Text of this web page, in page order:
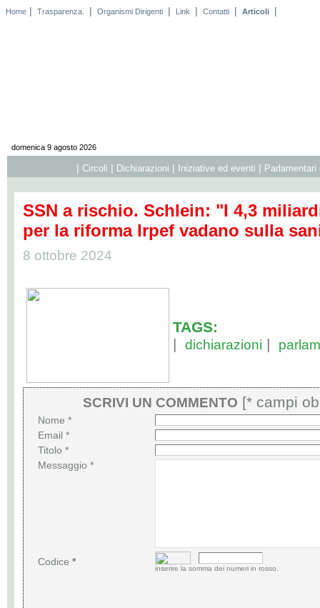
Home | Trasparenza. | Organismi Dirigenti | Link | Contatti | Articoli |
domenica 9 agosto 2026
| Circoli | Dichiarazioni | Iniziative ed eventi |
SSN a rischio. Schlein: "I 4,3
per la riforma Irpef vadano sulla
8 ottobre 2024
TAGS:
| dichiarazioni |
SCRIVI UN COMMENTO [* campi
Nome *
Email *
Titolo *
Messaggio *
Codice*
inserire la somma dei numeri in rosso.